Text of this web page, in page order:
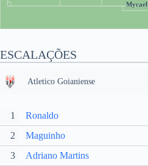
Mycael
ESCALAÇÕES
Atletico Goianiense
1 Ronaldo
2 Maguinho
3 Adriano Martins